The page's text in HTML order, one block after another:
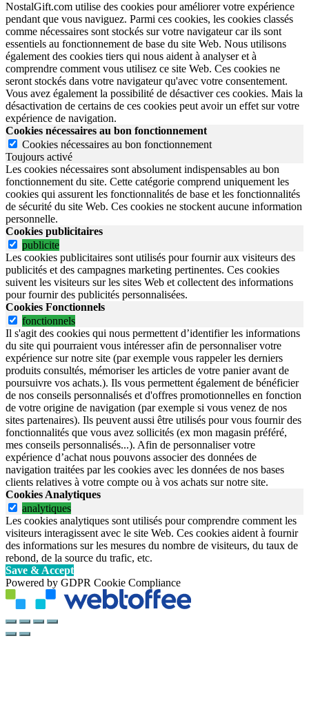
NostalGift.com utilise des cookies pour améliorer votre expérience
pendant que vous naviguez. Parmi ces cookies, les cookies classés
comme nécessaires sont stockés sur votre navigateur car ils sont
essentiels au fonctionnement de base du site Web. Nous utilisons
également des cookies tiers qui nous aident à analyser et à
comprendre comment vous utilisez ce site Web. Ces cookies ne
seront stockés dans votre navigateur qu'avec votre consentement.
Vous avez également la possibilité de désactiver ces cookies. Mais la
désactivation de certains de ces cookies peut avoir un effet sur votre
expérience de navigation.
Cookies nécessaires au bon fonctionnement
Cookies nécessaires au bon fonctionnement
Toujours activé
Les cookies nécessaires sont absolument indispensables au bon
fonctionnement du site. Cette catégorie comprend uniquement les
cookies qui assurent les fonctionnalités de base et les fonctionnalités
de sécurité du site Web. Ces cookies ne stockent aucune information
personnelle.
Cookies publicitaires
publicite
Les cookies publicitaires sont utilisés pour fournir aux visiteurs des
publicités et des campagnes marketing pertinentes. Ces cookies
suivent les visiteurs sur les sites Web et collectent des informations
pour fournir des publicités personnalisées.
Cookies Fonctionnels
fonctionnels
Il s'agit des cookies qui nous permettent d’identifier les informations
du site qui pourraient vous intéresser afin de personnaliser votre
expérience sur notre site (par exemple vous rappeler les derniers
produits consultés, mémoriser les articles de votre panier avant de
poursuivre vos achats.). Ils vous permettent également de bénéficier
de nos conseils personnalisés et d'offres promotionnelles en fonction
de votre origine de navigation (par exemple si vous venez de nos
sites partenaires). Ils peuvent aussi être utilisés pour vous fournir des
fonctionnalités que vous avez sollicités (ex mon magasin préféré,
mes conseils personnalisés...). Afin de personnaliser votre
expérience d’achat nous pouvons associer des données de
navigation traitées par les cookies avec les données de nos bases
clients relatives à votre compte ou à vos achats sur notre site.
Cookies Analytiques
analytiques
Les cookies analytiques sont utilisés pour comprendre comment les
visiteurs interagissent avec le site Web. Ces cookies aident à fournir
des informations sur les mesures du nombre de visiteurs, du taux de
rebond, de la source du trafic, etc.
Save & Accept
Powered by GDPR Cookie Compliance